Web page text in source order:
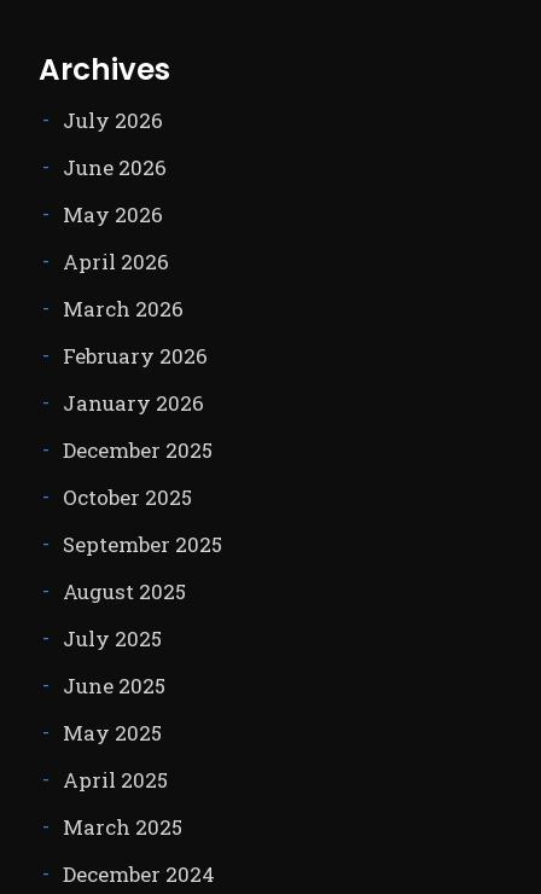
Archives
July 2026
June 2026
May 2026
April 2026
March 2026
February 2026
January 2026
December 2025
October 2025
September 2025
August 2025
July 2025
June 2025
May 2025
April 2025
March 2025
December 2024